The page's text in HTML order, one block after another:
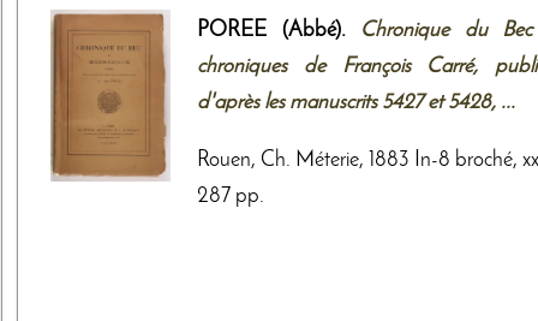
POREE (Abbé).
Chronique du
chroniques de François Carré,
d'après les manuscrits 5427 et 5428, ...
Rouen, Ch. Méterie, 1883 In-8 broché,
287 pp.